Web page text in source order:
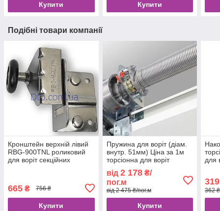
Купити Купити
Подібні товари компанії
Кронштейн верхній лівий
RBG-900TNL роликовий
для воріт секційних
665 ₴ 756 ₴
Купити
Пружина для воріт (діам.
внутр. 51мм) Ціна за 1м
торсіонна для воріт
без наконечників
від 2 178₴/
пог.м
від 2 475 ₴/пог.м
Купити
для
319
362